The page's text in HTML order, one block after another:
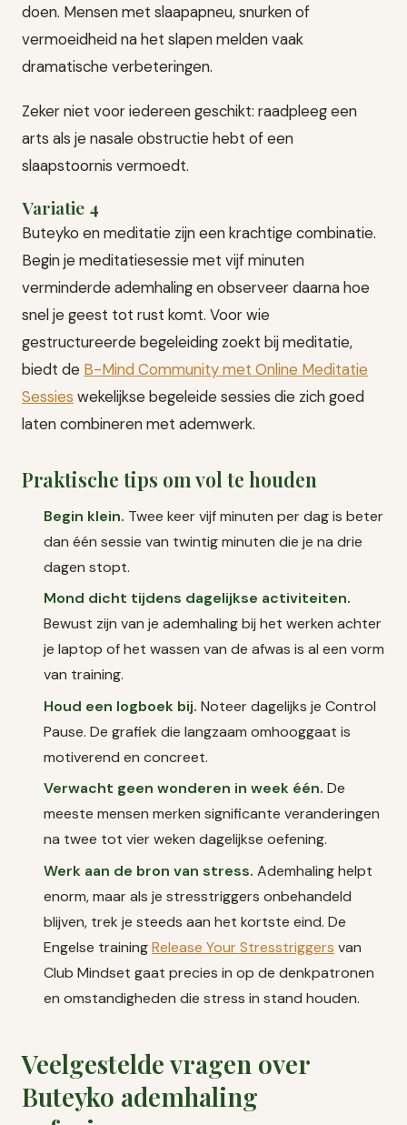
doen. Mensen met slaapapneu, snurken of
vermoeidheid na het slapen melden vaak
dramatische verbeteringen.
Zeker niet voor iedereen geschikt: raadpleeg een
arts als je nasale obstructie hebt of een
slaapstoornis vermoedt.
Variatie 4
Buteyko en meditatie zijn een krachtige combinatie.
Begin je meditatiesessie met vijf minuten
verminderde ademhaling en observeer daarna hoe
snel je geest tot rust komt. Voor wie
gestructureerde begeleiding zoekt bij meditatie,
biedt de B-Mind Community met Online Meditatie
Sessies wekelijkse begeleide sessies die zich goed
laten combineren met ademwerk.
Praktische tips om vol te houden
Begin klein. Twee keer vijf minuten per dag is beter
dan één sessie van twintig minuten die je na drie
dagen stopt.
Mond dicht tijdens dagelijkse activiteiten.
Bewust zijn van je ademhaling bij het werken achter
je laptop of het wassen van de afwas is al een vorm
van training.
Houd een logboek bij. Noteer dagelijks je Control
Pause. De grafiek die langzaam omhooggaat is
motiverend en concreet.
Verwacht geen wonderen in week één. De
meeste mensen merken significante veranderingen
na twee tot vier weken dagelijkse oefening.
Werk aan de bron van stress. Ademhaling helpt
enorm, maar als je stresstriggers onbehandeld
blijven, trek je steeds aan het kortste eind. De
Engelse trainingRelease Your Stresstriggers van
Club Mindset gaat precies in op de denkpatronen
en omstandigheden die stress in stand houden.
Veelgestelde vragen over
Buteyko ademhaling